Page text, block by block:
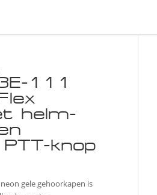
111
helm-
knop
gele gehoorkapen is